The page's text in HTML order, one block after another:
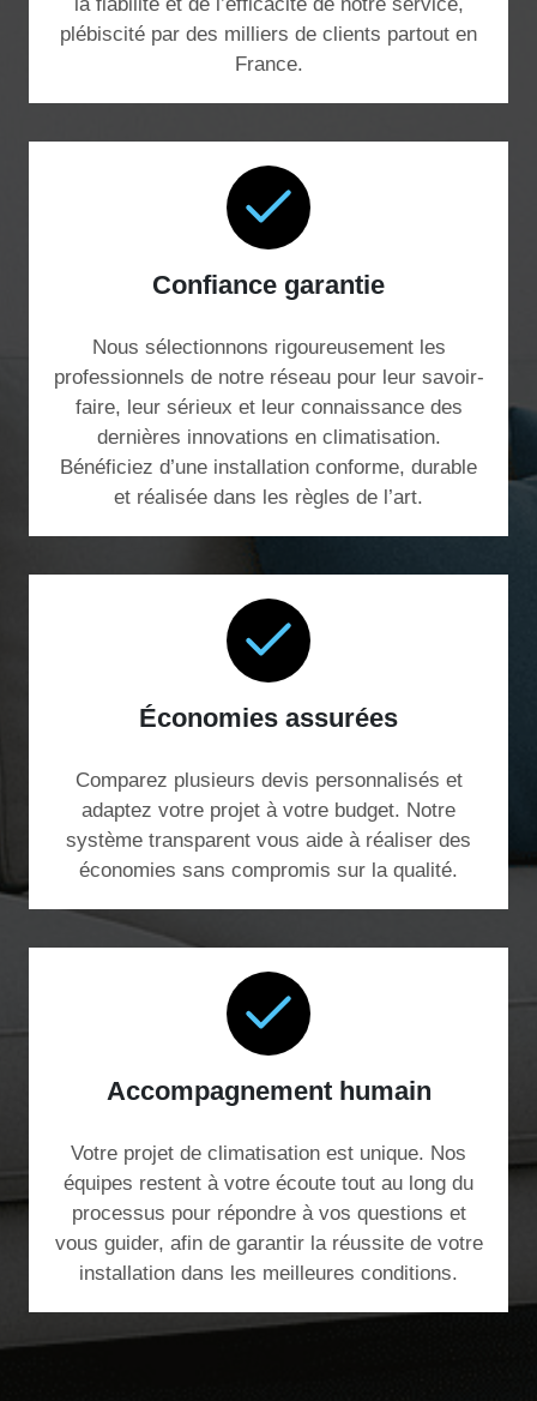
plébiscité par des milliers de clients partout en
France.
Confiance garantie
Nous sélectionnons rigoureusement les
professionnels de notre réseau pour leur savoir-
faire, leur sérieux et leur connaissance des
dernières innovations en climatisation.
Bénéficiez d’une installation conforme, durable
et réalisée dans les règles de l’art.
Économies assurées
Comparez plusieurs devis personnalisés et
adaptez votre projet à votre budget. Notre
système transparent vous aide à réaliser des
économies sans compromis sur la qualité.
Accompagnement humain
Votre projet de climatisation est unique. Nos
équipes restent à votre écoute tout au long du
processus pour répondre à vos questions et
vous guider, afin de garantir la réussite de votre
installation dans les meilleures conditions.